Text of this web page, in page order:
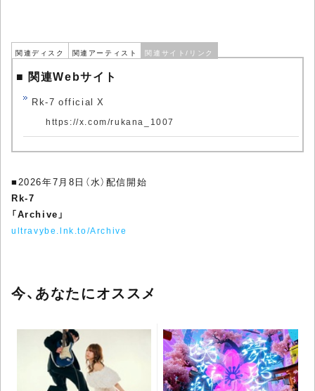
関連ディスク 関連アーティスト 関連サイト/リンク
■ 関連Webサイト
Rk-7 official X
https://x.com/rukana_1007
■2026年7月8日（水）配信開始
Rk-7
「Archive」
ultravybe.lnk.to/Archive
今、あなたにオススメ